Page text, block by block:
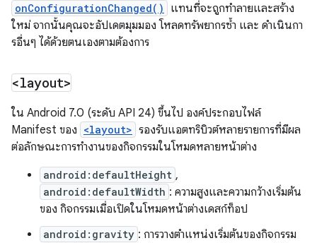
onConfigurationChanged()
แทนที่จะถูกทำลายและสร้าง
ใหม่ จากนั้นคุณจะอัปเดตมุมมอง โหลดทรัพยากรซ้ำ และ ดำเนินกา
รอื่นๆ ได้ด้วยตนเองตามต้องการ
<layout>
ใน Android 7.0 (ระดับ API 24) ขึ้นไป องค์ประกอบไฟล์
Manifest ของ <layout> รองรับแอตทริบิวต์หลายรายการที่มีผล
ต่อลักษณะการทำงานของกิจกรรมในโหมดหลายหน้าต่าง
android:defaultHeight ,
android:defaultWidth : ความสูงและความกว้างเริ่มต้น
ของ กิจกรรมเมื่อเปิดในโหมดหน้าต่างเดสก์ท็อป
android:gravity : การวางตำแหน่งเริ่มต้นของกิจกรรม